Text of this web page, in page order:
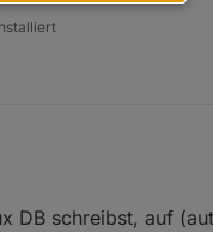
DB schreibst, auf